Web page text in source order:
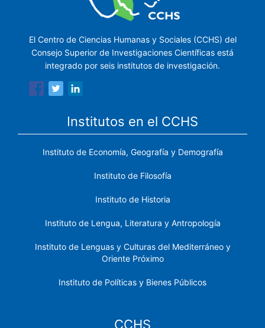
El Centro de Ciencias Humanas y Sociales (CCHS) del
Consejo Superior de Investigaciones Científicas está
integrado por seis institutos de investigación.
Institutos en el CCHS
Instituto de Economía, Geografía y Demografía
Instituto de Filosofía
Instituto de Historia
Instituto de Lengua, Literatura y Antropología
Instituto de Lenguas y Culturas del Mediterráneo y
Oriente Próximo
Instituto de Políticas y Bienes Públicos
CCHS